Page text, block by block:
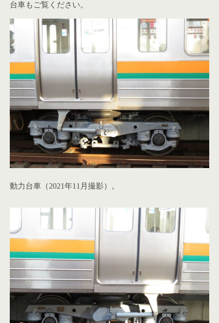
台車もご覧ください。
動力台車（2021年11月撮影）。